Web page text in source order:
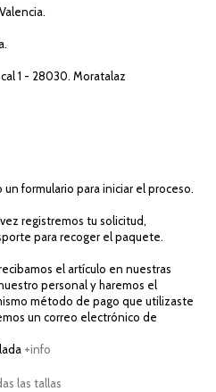
1 - 28030. Moratalaz
formulario para iniciar el proceso.
registremos tu solicitud,
para recoger el paquete.
el artículo en nuestras
personal y haremos el
método de pago que utilizaste
un correo electrónico de
+info
las tallas